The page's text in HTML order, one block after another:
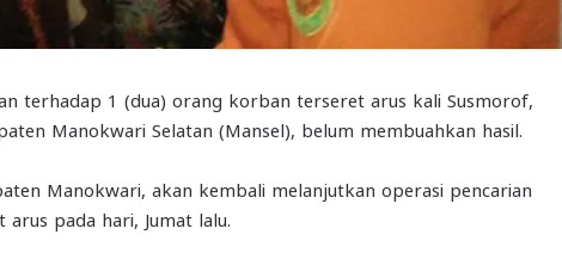
terhadap 1 (dua) orang korban terseret arus kali Susmorof,
Manokwari Selatan (Mansel), belum membuahkan hasil.
Manokwari, akan kembali melanjutkan operasi pencarian
pada hari, Jumat lalu.